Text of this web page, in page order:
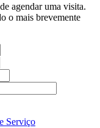
agendar uma visita.
o mais brevemente
Serviço